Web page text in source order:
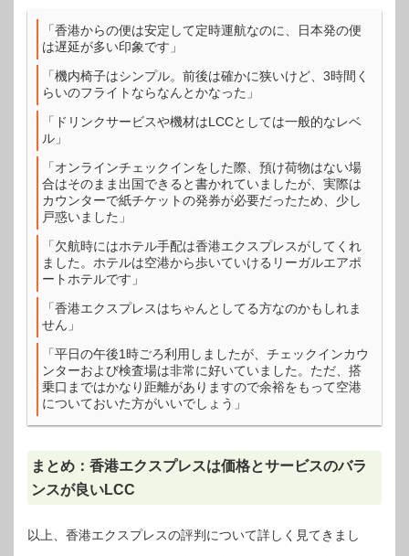
「香港からの便は安定して定時運航なのに、日本発の便
は遅延が多い印象です」
「機内椅子はシンプル。前後は確かに狭いけど、3時間く
らいのフライトならなんとかなった」
「ドリンクサービスや機材はLCCとしては一般的なレベ
ル」
「オンラインチェックインをした際、預け荷物はない場
合はそのまま出国できると書かれていましたが、実際は
カウンターで紙チケットの発券が必要だったため、少し
戸惑いました」
「欠航時にはホテル手配は香港エクスプレスがしてくれ
ました。ホテルは空港から歩いていけるリーガルエアポ
ートホテルです」
「香港エクスプレスはちゃんとしてる方なのかもしれま
せん」
「平日の午後1時ごろ利用しましたが、チェックインカウ
ンターおよび検査場は非常に好いていました。ただ、搭
乗口まではかなり距離がありますので余裕をもって空港
についておいた方がいいでしょう」
まとめ：香港エクスプレスは価格とサービスのバラ
ンスが良いLCC
以上、香港エクスプレスの評判について詳しく見てきまし